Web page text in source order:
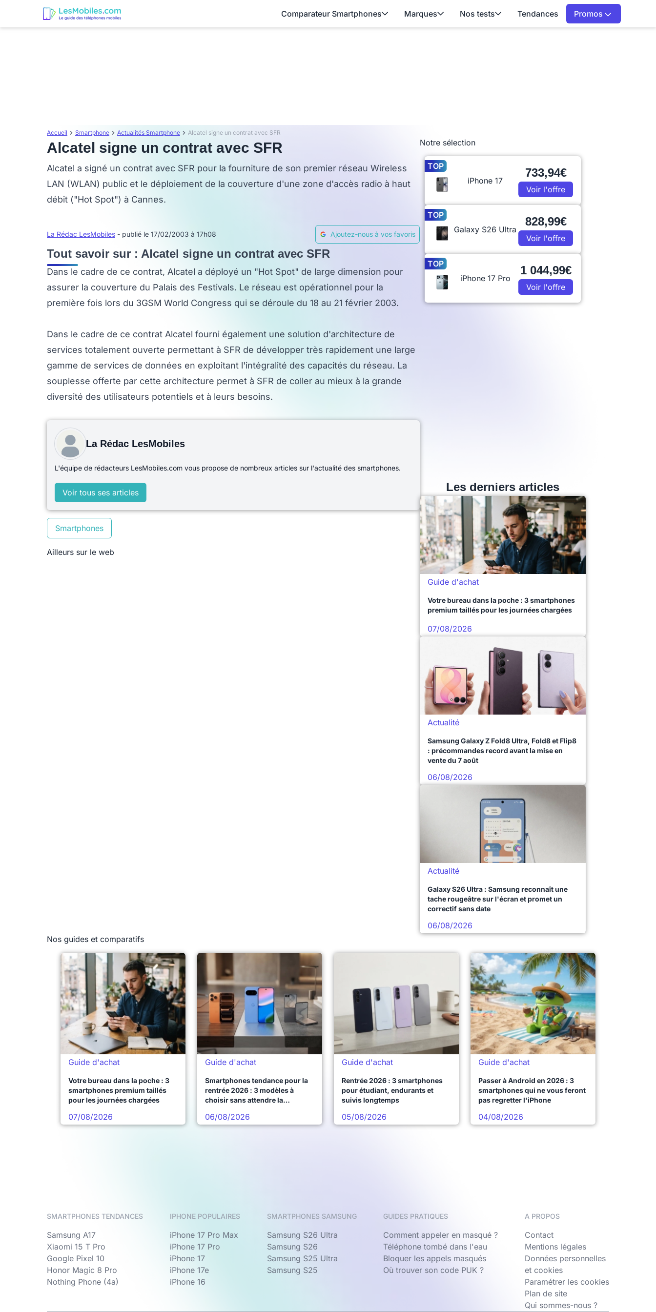
Comparateur Smartphones Marques Nos tests Tendances Promos
Accueil Smartphone Actualités Smartphone Alcatel signe un contrat avec SFR
Alcatel signe un contrat avec SFR
Alcatel a signé un contrat avec SFR pour la fourniture de son premier réseau Wireless
LAN (WLAN) public et le déploiement de la couverture d'une zone d'accès radio à haut
débit ("Hot Spot") à Cannes.
La Rédac LesMobiles - publié le 17/02/2003 à 17h08 Ajoutez-nous à vos favoris
Tout savoir sur : Alcatel signe un contrat avec SFR
Dans le cadre de ce contrat, Alcatel a déployé un "Hot Spot" de large dimension pour
assurer la couverture du Palais des Festivals. Le réseau est opérationnel pour la
première fois lors du 3GSM World Congress qui se déroule du 18 au 21 février 2003.
Dans le cadre de ce contrat Alcatel fourni également une solution d'architecture de
services totalement ouverte permettant à SFR de développer très rapidement une large
gamme de services de données en exploitant l'intégralité des capacités du réseau. La
souplesse offerte par cette architecture permet à SFR de coller au mieux à la grande
diversité des utilisateurs potentiels et à leurs besoins.
La Rédac LesMobiles
L'équipe de rédacteurs LesMobiles.com vous propose de nombreux articles sur l'actualité des smartphones.
Voir tous ses articles
Smartphones
Ailleurs sur le web
Notre sélection
TOP
iPhone 17
733,94€
Voir l'offre
TOP
Galaxy S26 Ultra
828,99€
Voir l'offre
TOP
iPhone 17 Pro
1 044,99€
Voir l'offre
Les derniers articles
Guide d'achat
Votre bureau dans la poche : 3 smartphones
premium taillés pour les journées chargées
07/08/2026
Actualité
Samsung Galaxy Z Fold8 Ultra, Fold8 et Flip8
: précommandes record avant la mise en
vente du 7 août
06/08/2026
Actualité
Galaxy S26 Ultra : Samsung reconnaît une
tache rougeâtre sur l'écran et promet un
correctif sans date
06/08/2026
Nos guides et comparatifs
Guide d'achat
Votre bureau dans la poche : 3
smartphones premium taillés
pour les journées chargées
07/08/2026
Guide d'achat
Smartphones tendance pour la
rentrée 2026 : 3 modèles à
choisir sans attendre la
06/08/2026
Guide d'achat
Rentrée 2026 : 3 smartphones
pour étudiant, endurants et
suivis longtemps
05/08/2026
Guide d'achat
Passer à Android en 2026 : 3
smartphones qui ne vous feront
pas regretter l'iPhone
04/08/2026
SMARTPHONES TENDANCES
Samsung A17
Xiaomi 15 T Pro
Google Pixel 10
Honor Magic 8 Pro
Nothing Phone (4a)
IPHONE POPULAIRES
iPhone 17 Pro Max
iPhone 17 Pro
iPhone 17
iPhone 17e
iPhone 16
SMARTPHONES SAMSUNG
Samsung S26 Ultra
Samsung S26
Samsung S25 Ultra
Samsung S25
GUIDES PRATIQUES
Comment appeler en masqué ?
Téléphone tombé dans l'eau
Bloquer les appels masqués
Où trouver son code PUK ?
A PROPOS
Contact
Mentions légales
Données personnelles
et cookies
Paramétrer les cookies
Plan de site
Qui sommes-nous ?